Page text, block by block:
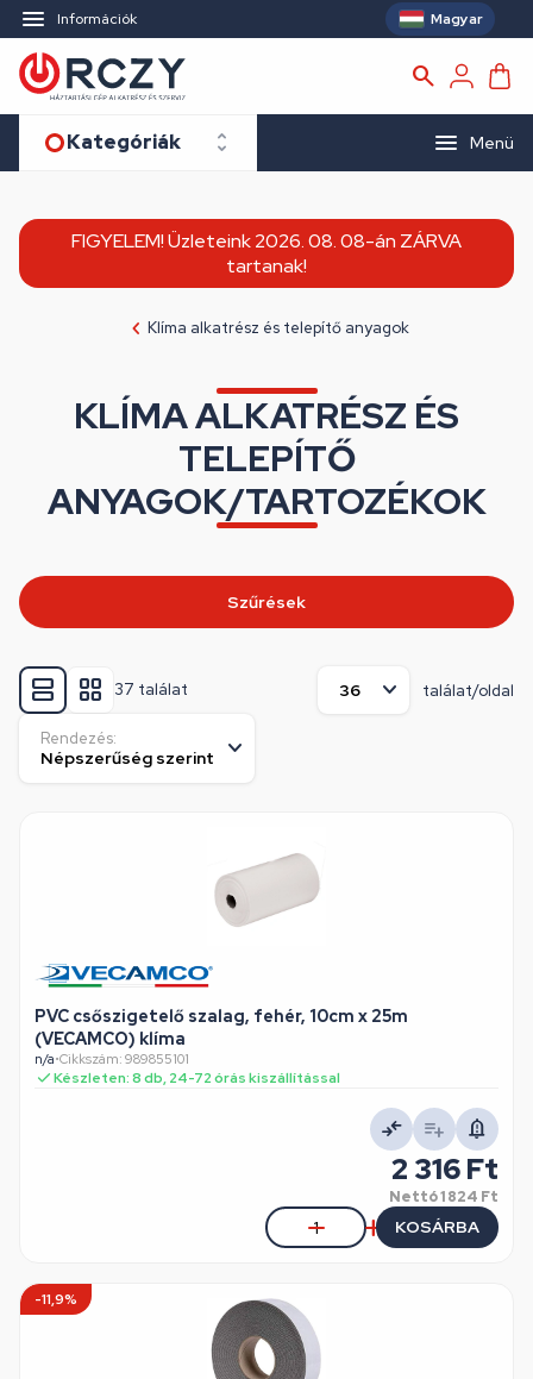
Információk Magyar
Kategóriák Menü
FIGYELEM! Üzleteink 2026. 08. 08-án ZÁRVA
tartanak!
Klíma alkatrész és telepítő anyagok
KLÍMA ALKATRÉSZ ÉS
TELEPÍTŐ
ANYAGOK/TARTOZÉKOK
37 találat találat/oldal
Rendezés:
PVC csőszigetelő szalag, fehér, 10cm x 25m
(VECAMCO) klíma
n/a•Cikkszám: 989855101
Készleten: 8 db, 24-72 órás kiszállítással
2 316 Ft
Nettó1 824 Ft
KOSÁRBA
-11,9%
Szűrések